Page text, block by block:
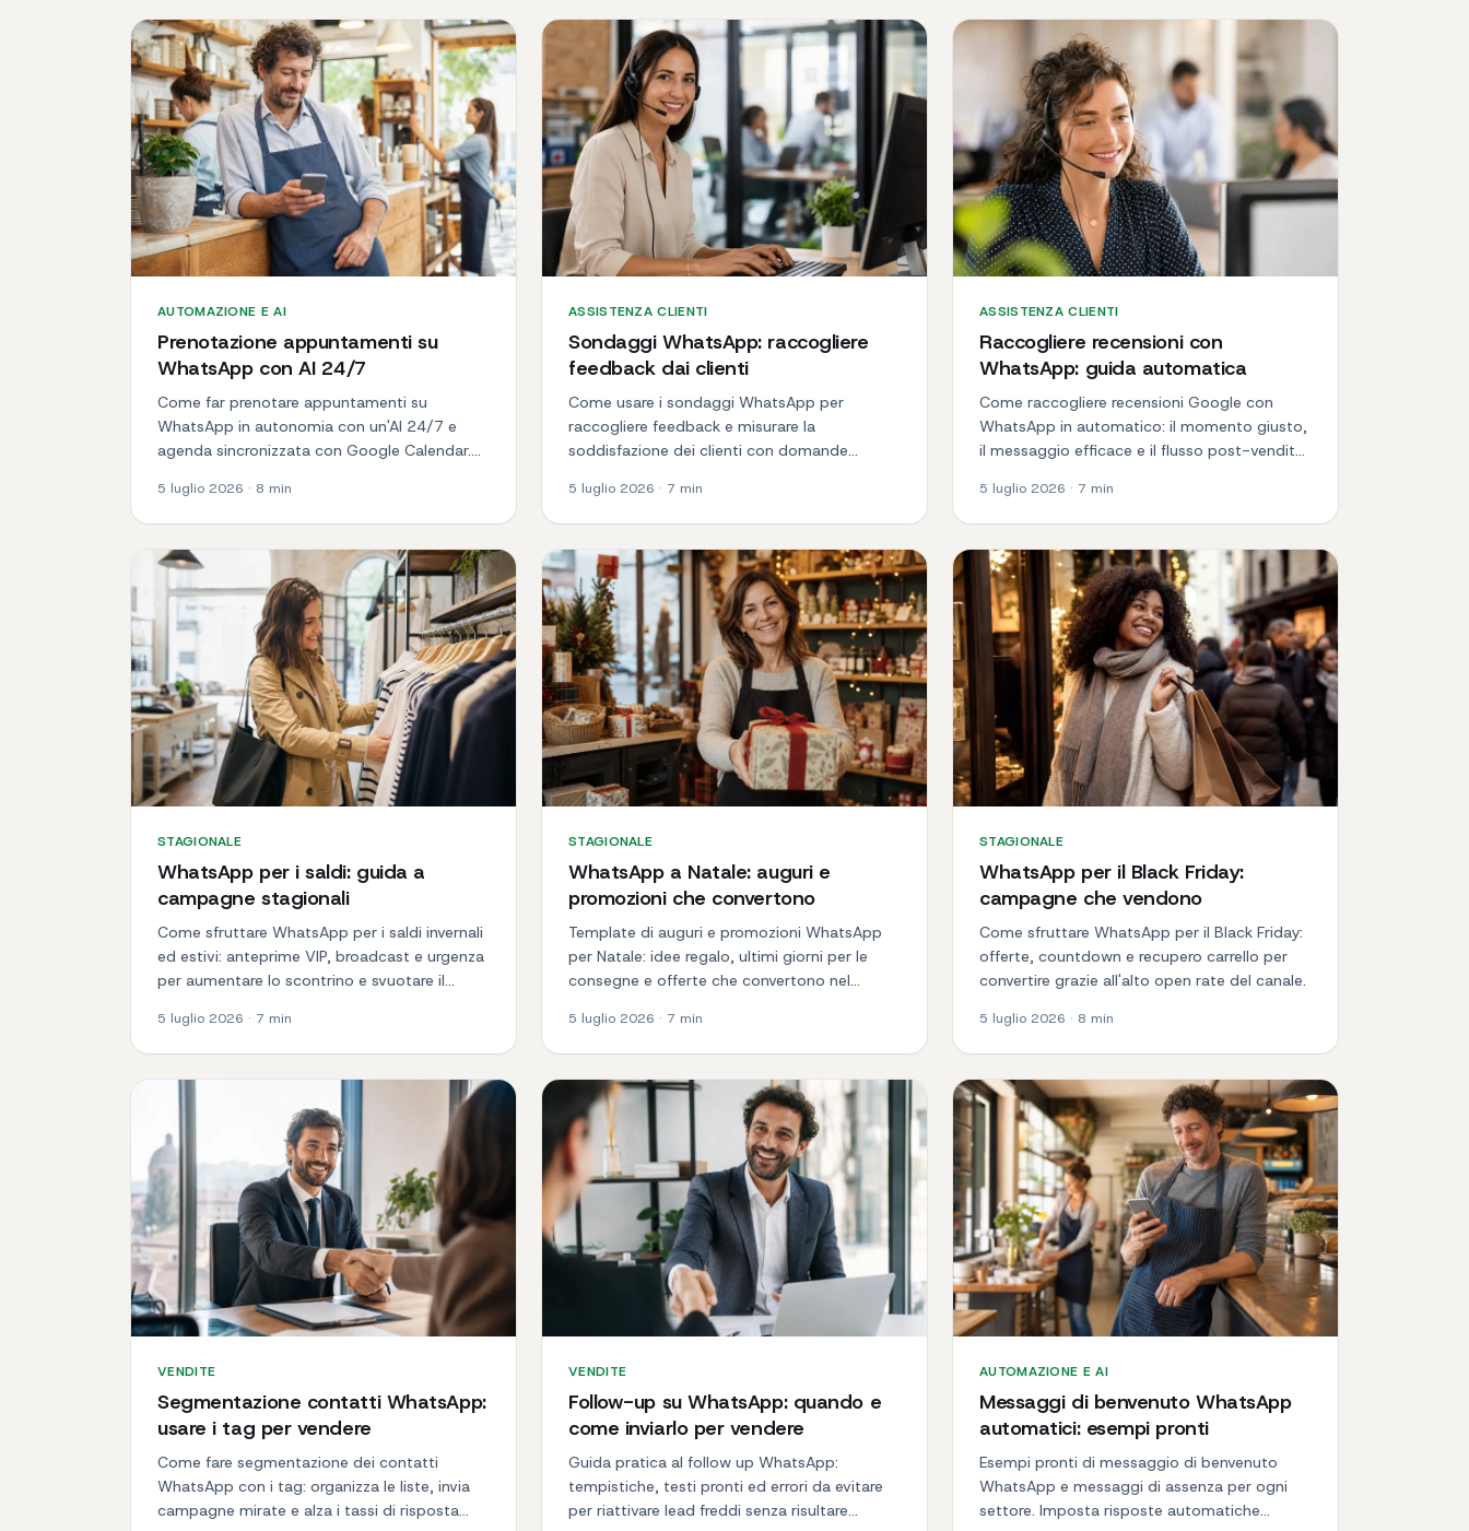
AUTOMAZIONE E AI
Prenotazione appuntamenti su
WhatsApp con AI 24/7
Come far prenotare appuntamenti su
WhatsApp in autonomia con un'AI 24/7 e
agenda sincronizzata con Google Calendar.
5 luglio 2026 · 8 min
ASSISTENZA CLIENTI
Sondaggi WhatsApp: raccogliere
feedback dai clienti
Come usare i sondaggi WhatsApp per
raccogliere feedback e misurare la
soddisfazione dei clienti con domande
complicati.
5 luglio 2026 · 7 min
ASSISTENZA CLIENTI
Raccogliere recensioni con
WhatsApp: guida automatica
Come raccogliere recensioni Google con
WhatsApp in automatico: il momento giusto,
il messaggio efficace e il flusso post-vendita
5 luglio 2026 · 7 min
STAGIONALE
WhatsApp per i saldi: guida a
campagne stagionali
Come sfruttare WhatsApp per i saldi invernali
ed estivi: anteprime VIP, broadcast e urgenza
per aumentare lo scontrino e svuotare il
5 luglio 2026 · 7 min
STAGIONALE
WhatsApp a Natale: auguri e
promozioni che convertono
Template di auguri e promozioni WhatsApp
per Natale: idee regalo, ultimi giorni per le
consegne e offerte che convertono nel
5 luglio 2026 · 7 min
STAGIONALE
WhatsApp per il Black Friday:
campagne che vendono
Come sfruttare WhatsApp per il Black Friday:
offerte, countdown e recupero carrello per
convertire grazie all'alto open rate del canale.
5 luglio 2026 · 8 min
VENDITE
Segmentazione contatti WhatsApp:
usare i tag per vendere
Come fare segmentazione dei contatti
WhatsApp con i tag: organizza le liste, invia
campagne mirate e alza i tassi di risposta
VENDITE
Follow-up su WhatsApp: quando e
come inviarlo per vendere
Guida pratica al follow up WhatsApp:
tempistiche, testi pronti ed errori da evitare
per riattivare lead freddi senza risultare
AUTOMAZIONE E AI
Messaggi di benvenuto WhatsApp
automatici: esempi pronti
Esempi pronti di messaggio di benvenuto
WhatsApp e messaggi di assenza per ogni
settore. Imposta risposte automatiche